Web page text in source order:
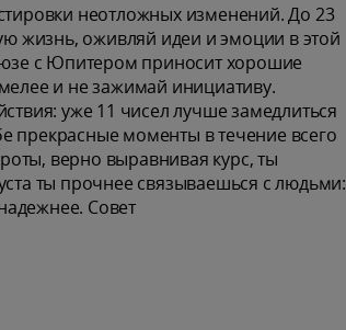
неотложных изменений. До 23
жизнь, оживляй идеи и эмоции в этой
с Юпитером приносит хорошие
и не зажимай инициативу.
уже 11 чисел лучше замедлиться
прекрасные моменты в течение всего
верно выравнивая курс, ты
ты прочнее связываешься с людьми:
Совет